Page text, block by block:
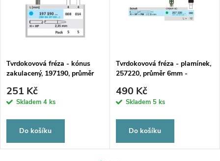
Tvrdokovová fréza - kónus
zakulacený, 197190, průměr
POSLEDNÍCH KUSŮ
251 Kč
Skladem 4 ks
Do košíku
Tvrdokovová fréza - plamínek,
257220, průměr 6mm -
KUSŮ
490 Kč
Skladem 5 ks
Do košíku